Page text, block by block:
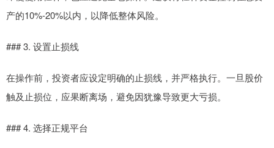
产的10%-20%以内，以降低整体风险。
### 3. 设置止损线
在操作前，投资者应设定明确的止损线，并严格执行。一旦股价
触及止损位，应果断离场，避免因犹豫导致更大亏损。
### 4. 选择正规平台